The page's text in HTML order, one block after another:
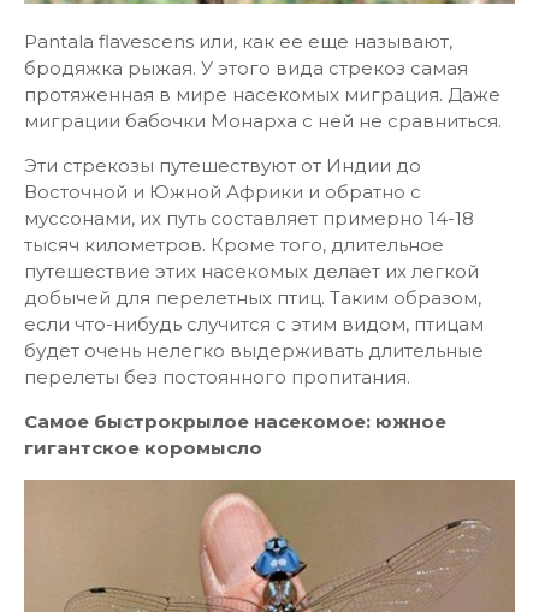
Pantala flavescens или, как ее еще называют,
бродяжка рыжая. У этого вида стрекоз самая
протяженная в мире насекомых миграция. Даже
миграции бабочки Монарха с ней не сравниться.
Эти стрекозы путешествуют от Индии до
Восточной и Южной Африки и обратно с
муссонами, их путь составляет примерно 14-18
тысяч километров. Кроме того, длительное
путешествие этих насекомых делает их легкой
добычей для перелетных птиц. Таким образом,
если что-нибудь случится с этим видом, птицам
будет очень нелегко выдерживать длительные
перелеты без постоянного пропитания.
Самое быстрокрылое насекомое: южное
гигантское коромысло